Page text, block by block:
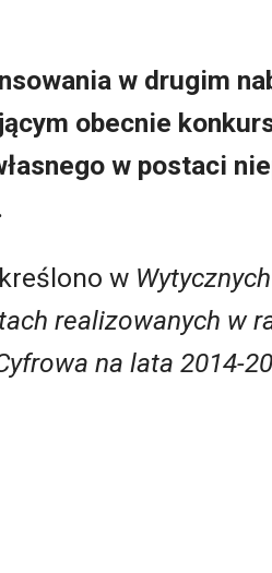
w drugim
obecnie
w postaci
.
w Wytycznych
realizowanych w
na lata 2014-